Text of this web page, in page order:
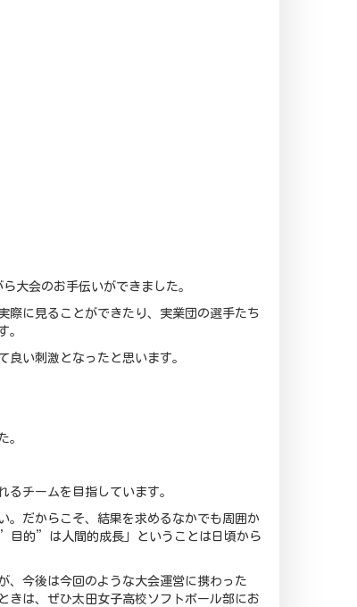
大会のお手伝いができました。
際に見ることができたり、実業団の選手たち
。
い刺激となったと思います。
。
チームを目指しています。
。だからこそ、結果を求めるなかでも周囲か
目的”は人間的成長」ということは日頃から
、今後は今回のような大会運営に携わった
きは、ぜひ太田女子高校ソフトボール部にお